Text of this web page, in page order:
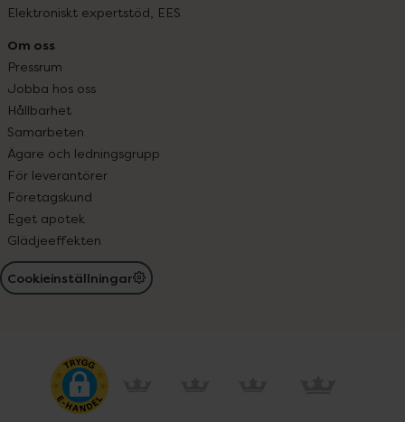
Elektroniskt expertstöd, EES
Om oss
Pressrum
Jobba hos oss
Hållbarhet
Samarbeten
Ägare och ledningsgrupp
För leverantörer
Företagskund
Eget apotek
Glädjeeffekten
Cookieinställningar